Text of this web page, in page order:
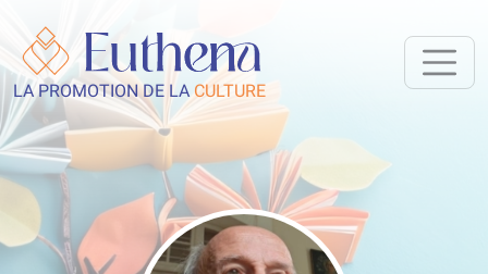
LA PROMOTION DE LA CULTURE